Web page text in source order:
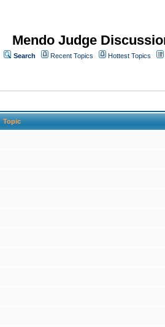
Mendo Judge
Search Recent Topics Hottest Topics
Topic